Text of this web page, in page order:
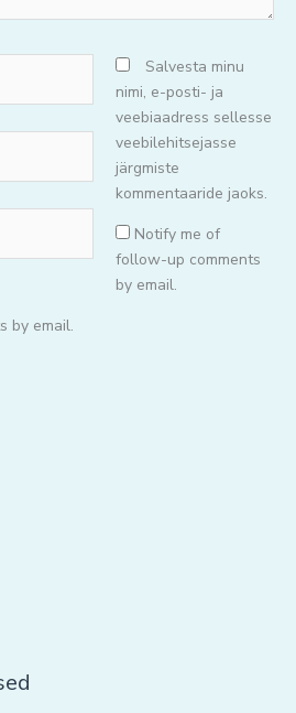
Salvesta minu
nimi, e-posti- ja
veebiaadress sellesse
veebilehitsejasse
järgmiste
kommentaaride jaoks.
Notify me of
follow-up comments
by email.
by email.